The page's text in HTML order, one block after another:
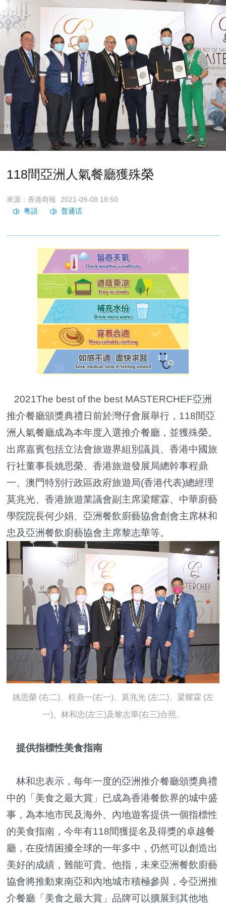
118間亞洲人氣餐廳獲殊榮
來源：香港商報 2021-09-08 18:50
2021The best of the best MASTERCHEF亞洲
推介餐廳頒獎典禮日前於灣仔會展舉行，118間亞
洲人氣餐廳成為本年度入選推介餐廳，並獲殊榮。
出席嘉賓包括立法會旅遊界組別議員、香港中國旅
行社董事長姚思榮、香港旅遊發展局總幹事程鼎
一、澳門特別行政區政府旅遊局(香港代表)總經理
莫兆光、香港旅遊業議會副主席梁耀霖、中華廚藝
學院院長何少娟、亞洲餐飲廚藝協會創會主席林和
忠及亞洲餐飲廚藝協會主席黎志華等。
姚思榮 (右二)、程鼎一(右一)、莫兆光 (左二)、梁耀霖 (左
一)、林和忠(左三)及黎志華(右三)合照。
提供指標性美食指南
林和忠表示，每年一度的亞洲推介餐廳頒獎典禮
中的「美食之最大賞」已成為香港餐飲界的城中盛
事，為本地市民及海外、內地遊客提供一個指標性
的美食指南，今年有118間獲提名及得獎的卓越餐
廳，在疫情困擾全球的一年多中，仍然可以創造出
美好的成績，難能可貴。他指，未來亞洲餐飲廚藝
協會將推動東南亞和內地城市積極參與，令亞洲推
介餐廳「美食之最大賞」品牌可以擴展到其他地